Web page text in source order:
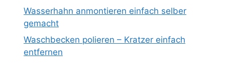
Wasserhahn anmontieren einfach selber
gemacht
Waschbecken polieren – Kratzer einfach
entfernen